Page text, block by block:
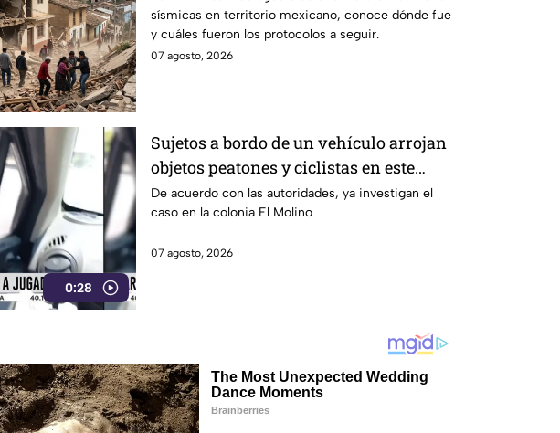
sísmicas en territorio mexicano, conoce dónde fue
y cuáles fueron los protocolos a seguir.
07 agosto, 2026
0:28
Sujetos a bordo de un vehículo arrojan
objetos peatones y ciclistas en este
punto en León
De acuerdo con las autoridades, ya investigan el
caso en la colonia El Molino
07 agosto, 2026